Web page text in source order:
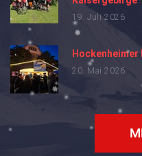
19. Juli 2026
Hockenheimer
20. Mai 2026